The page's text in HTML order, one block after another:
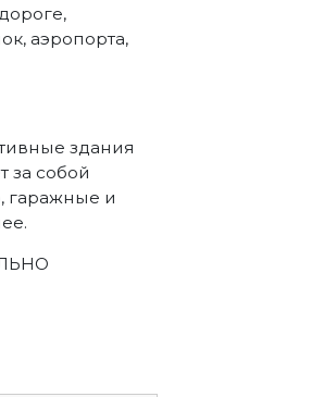
аэропорта,
здания
за собой
гаражные и